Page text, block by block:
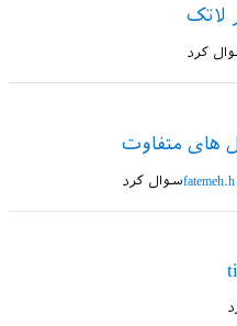
لاتک
کرد
های متفاوت
سوال کردfatemeh.h